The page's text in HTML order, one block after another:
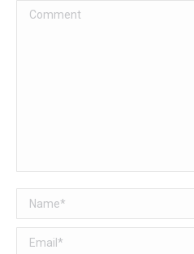
Comment
Name *
Email *